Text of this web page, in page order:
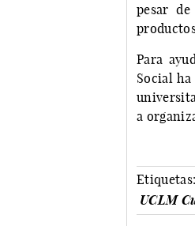
pesar
Para
Social
a
Etiquetas:
UCLM